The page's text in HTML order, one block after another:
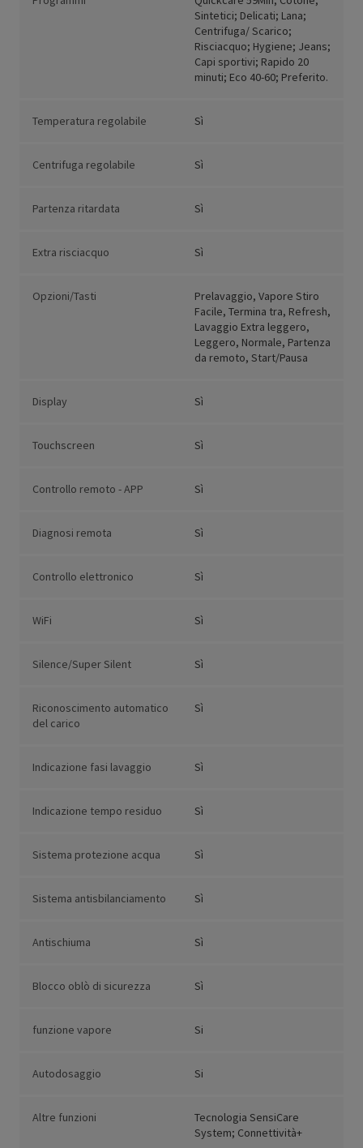
Sintetici; Delicati; Lana;
Centrifuga/ Scarico;
Risciacquo; Hygiene; Jeans;
Capi sportivi; Rapido 20
minuti; Eco 40-60; Preferito.
Temperatura regolabile Sì
Centrifuga regolabile Sì
Partenza ritardata Sì
Extra risciacquo Sì
Opzioni/Tasti
Prelavaggio, Vapore Stiro
Facile, Termina tra, Refresh,
Lavaggio Extra leggero,
Leggero, Normale, Partenza
da remoto, Start/Pausa
Display Sì
Touchscreen Sì
Controllo remoto - APP Sì
Diagnosi remota Sì
Controllo elettronico Sì
WiFi Sì
Silence/Super Silent Sì
Riconoscimento automatico
del carico
Sì
Indicazione fasi lavaggio Sì
Indicazione tempo residuo Sì
Sistema protezione acqua Sì
Sistema antisbilanciamento Sì
Antischiuma Sì
Blocco oblò di sicurezza Sì
funzione vapore Si
Autodosaggio Si
Altre funzioni
Tecnologia SensiCare
System; Connettività+